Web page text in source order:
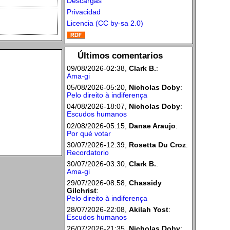
Privacidad
Licencia (CC by-sa 2.0)
Últimos comentarios
09/08/2026-02:38, Clark B.:
Ama-gi
05/08/2026-05:20, Nicholas Doby:
Pelo direito à indiferença
04/08/2026-18:07, Nicholas Doby:
Escudos humanos
02/08/2026-05:15, Danae Araujo:
Por qué votar
30/07/2026-12:39, Rosetta Du Croz:
Recordatorio
30/07/2026-03:30, Clark B.:
Ama-gi
29/07/2026-08:58, Chassidy
Gilchrist:
Pelo direito à indiferença
28/07/2026-22:08, Akilah Yost:
Escudos humanos